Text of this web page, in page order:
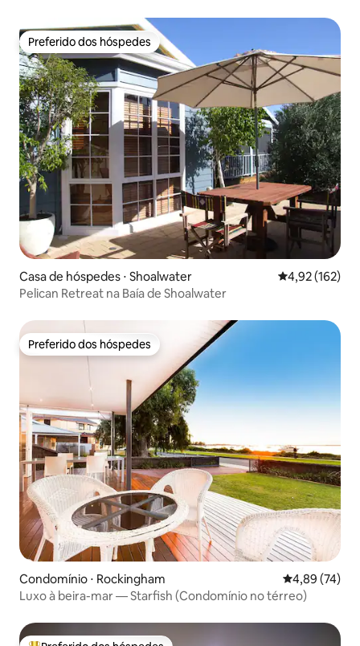
Preferido dos hóspedes
Preferido dos hóspedes
Casa de hóspedes ⋅ Shoalwater 4,92 de uma
4,92 (162)
Pelican Retreat na Baía de Shoalwater
Preferido dos hóspedes
Preferido dos hóspedes
Condomínio ⋅ Rockingham 4,89 de uma
4,89 (74)
Luxo à beira-mar — Starfish (Condomínio no térreo)